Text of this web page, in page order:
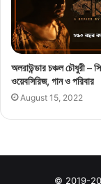
অলরাউন্ডার চঞ্চল চৌধুরী –
ওয়েবসিরিজ, গান ও পরিবার
August 15, 2022
© 2019-